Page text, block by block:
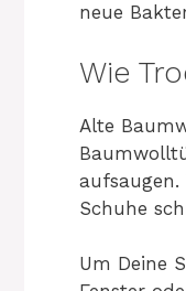
neue
Wie
Alte
Schuhe
Um Deine